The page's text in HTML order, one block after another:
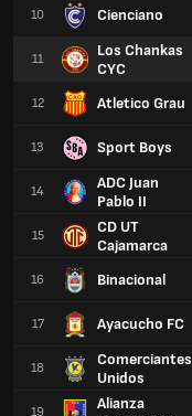
10 Cienciano
11
Los Chankas
CYC
12 Atletico Grau
13 Sport Boys
14
ADC Juan
Pablo II
15
CD UT
Cajamarca
16 Binacional
17 Ayacucho FC
18
Comerciantes
Unidos
19
Alianza